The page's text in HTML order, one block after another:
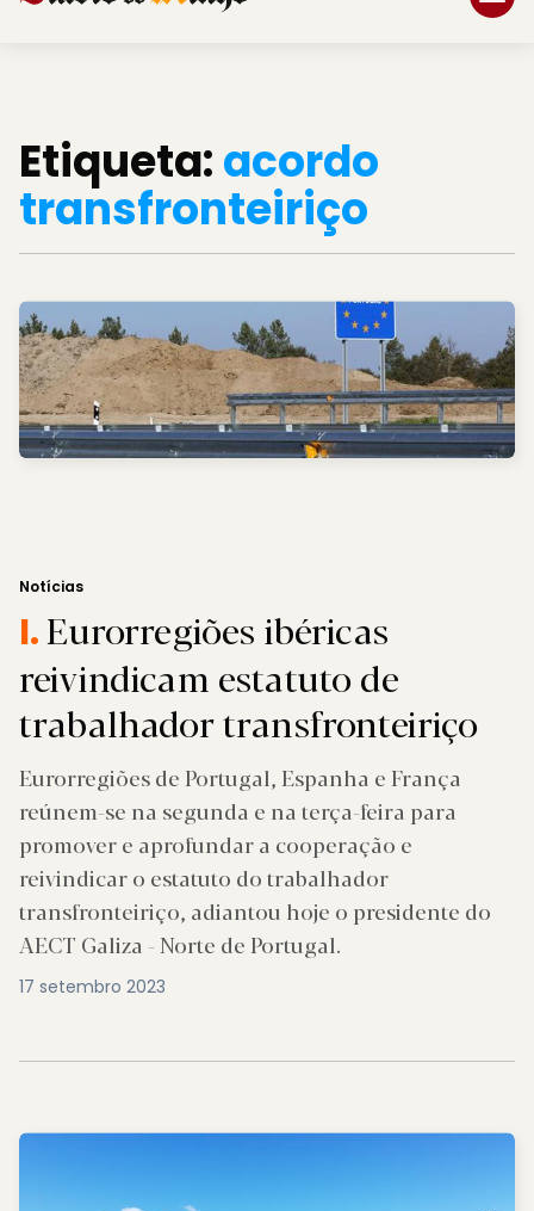
Etiqueta:acordo
transfronteiriço
Notícias
I.Eurorregiões ibéricas
reivindicam estatuto de
trabalhador transfronteiriço
Eurorregiões de Portugal, Espanha e França
reúnem-se na segunda e na terça-feira para
promover e aprofundar a cooperação e
reivindicar o estatuto do trabalhador
transfronteiriço, adiantou hoje o presidente do
AECT Galiza - Norte de Portugal.
17 setembro 2023